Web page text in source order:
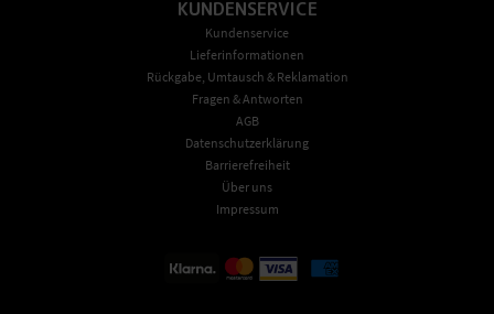
KUNDENSERVICE
Kundenservice
Lieferinformationen
Rückgabe, Umtausch & Reklamation
Fragen & Antworten
AGB
Datenschutzerklärung
Barrierefreiheit
Über uns
Impressum